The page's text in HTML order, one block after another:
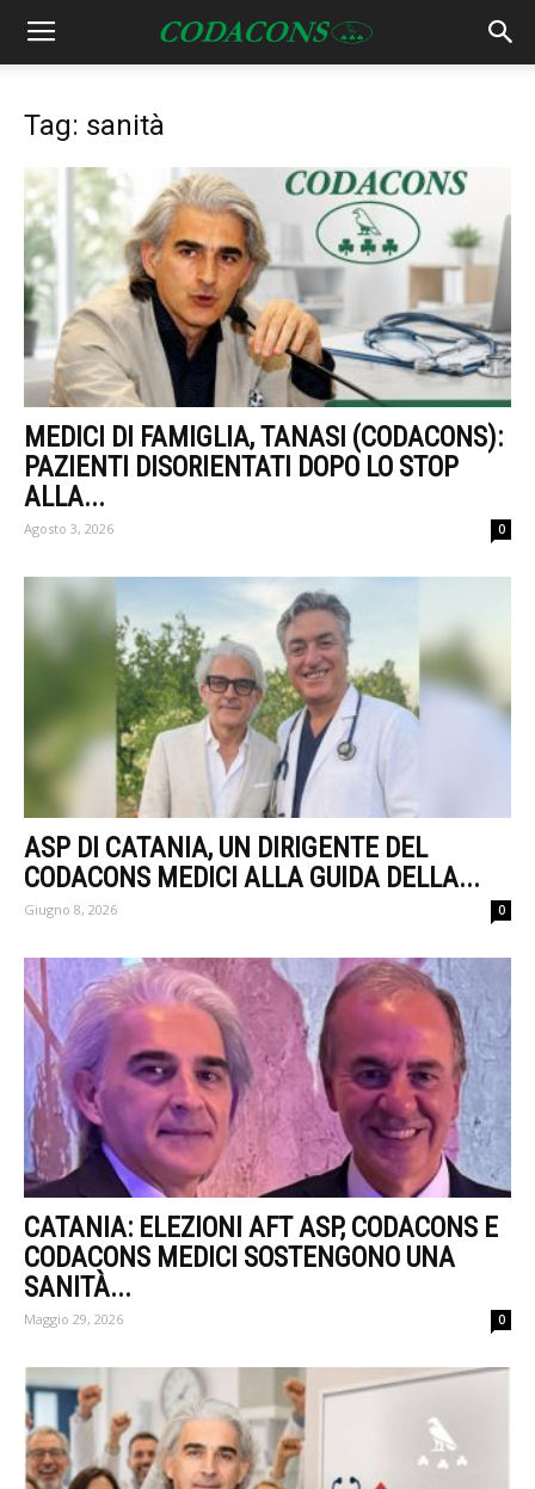
Tag: sanità
MEDICI DI FAMIGLIA, TANASI (CODACONS):
PAZIENTI DISORIENTATI DOPO LO STOP
ALLA...
Agosto 3, 2026 0
ASP DI CATANIA, UN DIRIGENTE DEL
CODACONS MEDICI ALLA GUIDA DELLA...
Giugno 8, 2026 0
CATANIA: ELEZIONI AFT ASP, CODACONS E
CODACONS MEDICI SOSTENGONO UNA
SANITÀ...
Maggio 29, 2026 0